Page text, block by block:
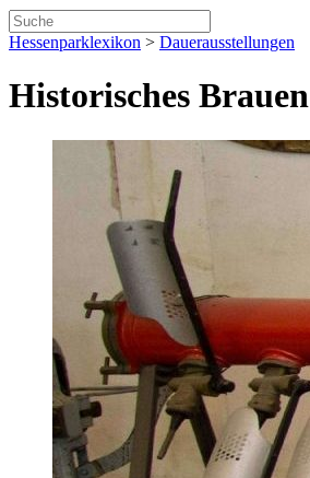
Hessenparklexikon > Dauerausstellungen
Historisches Brauen